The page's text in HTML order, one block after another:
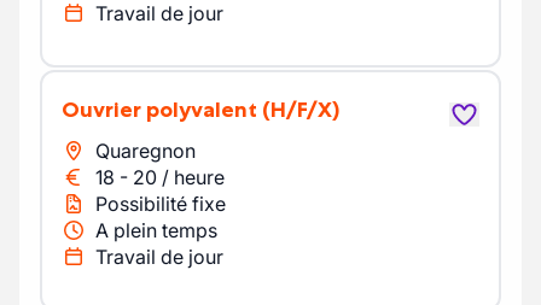
Travail de jour
ouvrier polyvalent (H/F/X)
Quaregnon
18 - 20 / heure
Possibilité fixe
A plein temps
Travail de jour